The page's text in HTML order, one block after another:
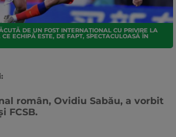
DE UN FOST INTERNAȚIONAL CU PRIVIRE LA
CE ECHIPĂ ESTE, DE FAPT, SPECTACULOASĂ ÎN
român, Ovidiu Sabău, a vorbit
FCSB.